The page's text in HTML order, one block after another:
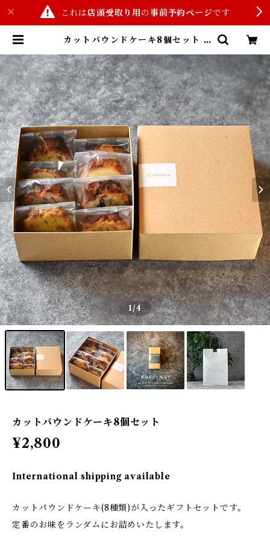
これは店頭受取り用の事前予約ページです
カットパウンドケーキ8個セット |
約サイト)
1/4
カットパウンドケーキ8個セット
¥2,800
International shipping available
カットパウンドケーキ(8種類)が入ったギフトセットです。
定番のお味をランダムにお詰めいたします。